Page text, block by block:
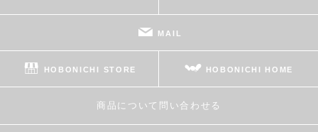
MAIL
HOBONICHI STORE HOBONICHI HOME
商品について問い合わせる